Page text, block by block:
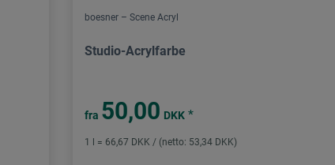
boesner – Scene Acryl
Studio-Acrylfarbe
fra 50,00 DKK *
1 l = 66,67 DKK / (netto: 53,34 DKK)